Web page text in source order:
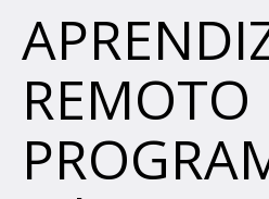
REMOTO